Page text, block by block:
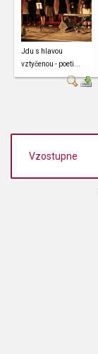
Jdu s hlavou
vztyčenou - poeti...